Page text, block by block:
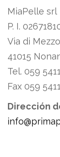
MiaPelle srl
P. I.
Via di
41015
Tel. 059
Fax 059
Dirección